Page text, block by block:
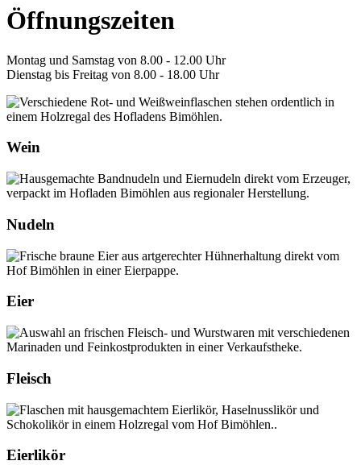
Öffnungszeiten
Montag und Samstag von 8.00 - 12.00 Uhr
Dienstag bis Freitag von 8.00 - 18.00 Uhr
Wein
Nudeln
Eier
Fleisch
Eierlikör